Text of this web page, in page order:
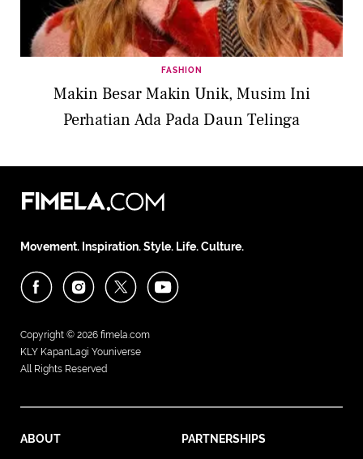
FASHION
Makin Besar Makin Unik, Musim Ini
Perhatian Ada Pada Daun Telinga
Movement. Inspiration. Style. Life. Culture.
Copyright © 2026 fimela.com
KLY KapanLagi Youniverse
All Rights Reserved
ABOUT PARTNERSHIPS